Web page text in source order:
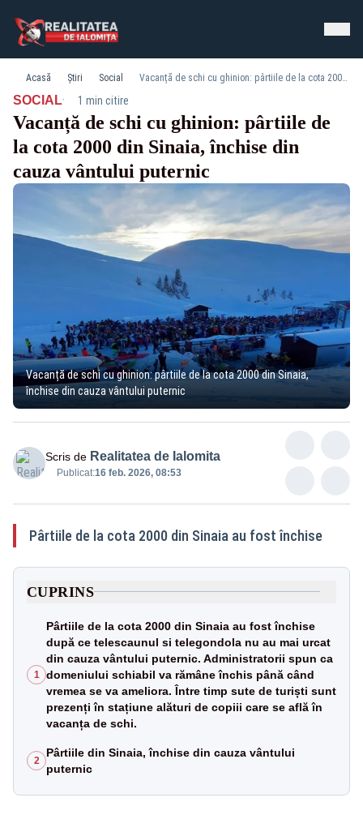
Acasă Știri Social Vacanță de schi cu ghinion: pârtiile de la cota 2000 din Sinaia, închise din cauza vântului puternic
SOCIAL· 1 min citire
Vacanță de schi cu ghinion: pârtiile de
la cota 2000 din Sinaia, închise din
cauza vântului puternic
Vacanță de schi cu ghinion: pârtiile de la cota 2000 din Sinaia,
închise din cauza vântului puternic
Scris de Realitatea de Ialomita
Publicat:16 feb. 2026, 08:53
Pârtiile de la cota 2000 din Sinaia au fost închise
CUPRINS
1
Pârtiile de la cota 2000 din Sinaia au fost închise
după ce telescaunul si telegondola nu au mai urcat
din cauza vântului puternic. Administratorii spun ca
domeniului schiabil va rămâne închis până când
vremea se va ameliora. Între timp sute de turiști sunt
prezenți în stațiune alături de copiii care se află în
vacanța de schi.
2
Pârtiile din Sinaia, închise din cauza vântului
puternic